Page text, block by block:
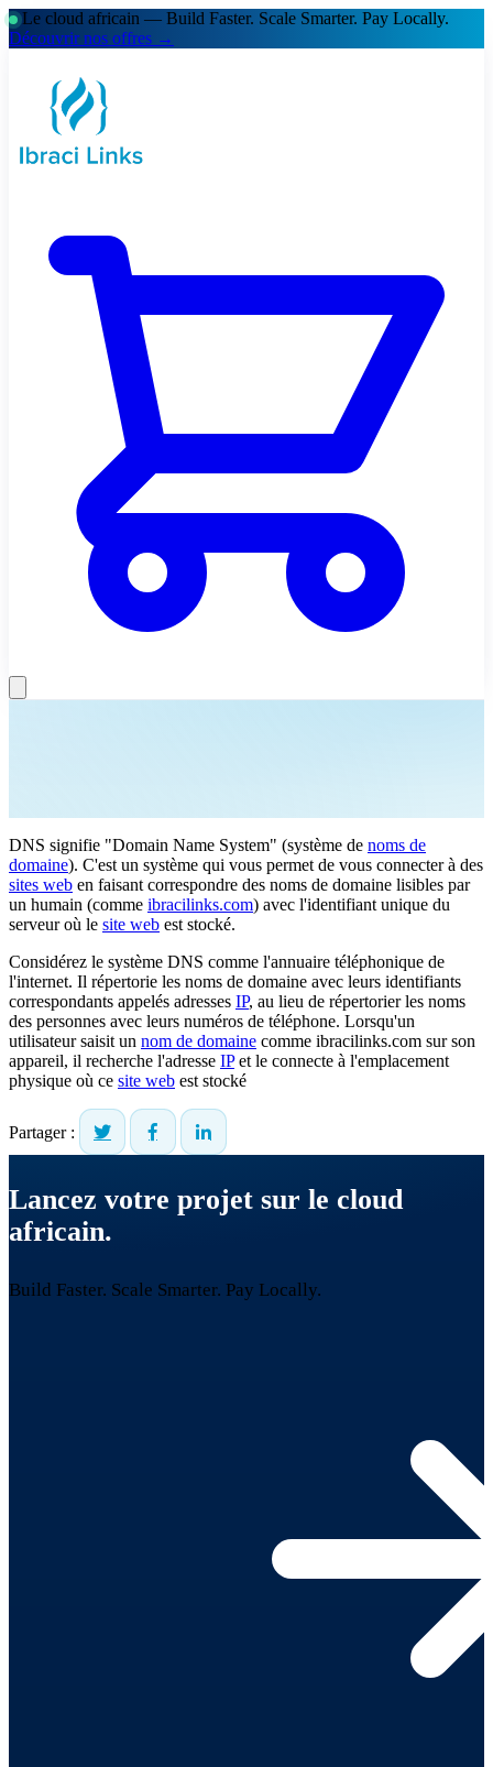
Le cloud africain — Build Faster. Scale Smarter. Pay Locally.
Découvrir nos offres →
DNS signifie "Domain Name System" (système de noms de
domaine). C'est un système qui vous permet de vous connecter à des
sites web en faisant correspondre des noms de domaine lisibles par
un humain (comme ibracilinks.com) avec l'identifiant unique du
serveur où le site web est stocké.
Considérez le système DNS comme l'annuaire téléphonique de
l'internet. Il répertorie les noms de domaine avec leurs identifiants
correspondants appelés adresses IP, au lieu de répertorier les noms
des personnes avec leurs numéros de téléphone. Lorsqu'un
utilisateur saisit un nom de domaine comme ibracilinks.com sur son
appareil, il recherche l'adresse IPet le connecte à l'emplacement
physique où ce site web est stocké
Partager :
Lancez votre projet sur le cloud
africain.
Build Faster. Scale Smarter. Pay Locally.